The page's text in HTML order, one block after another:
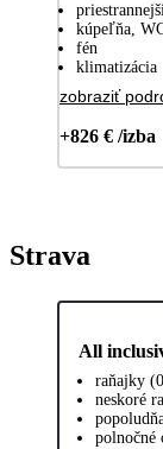
kúpeľňa,
fén
klimatizácia
zobraziť
+826 € /izba
Strava
All
raňajky
neskoré
polnočné